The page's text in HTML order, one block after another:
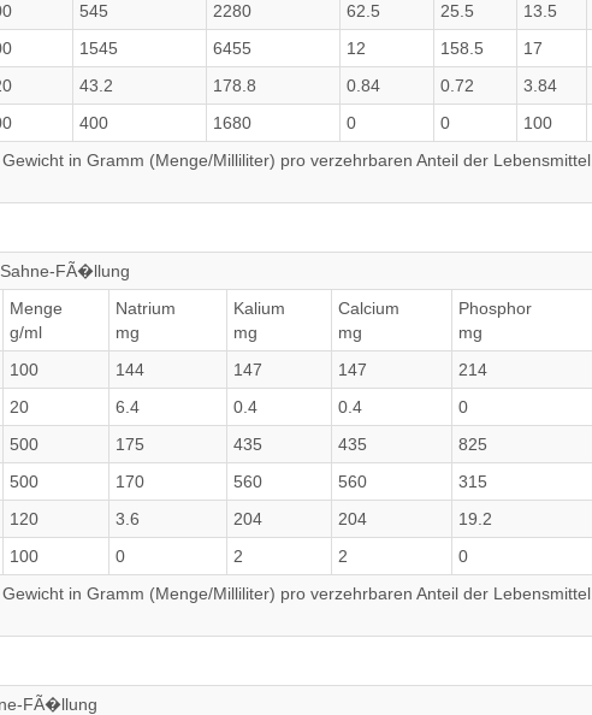
545 2280 62.5 25.5 13.5
1545 6455 12 158.5 17
43.2 178.8 0.84 0.72 3.84
400 1680 0 0 100
in Gramm (Menge/Milliliter) pro verzehrbaren Anteil der Lebensmittel.
FÃ�llung
Menge
g/ml
Natrium
mg
Kalium
mg
Calcium
mg
Phosphor
mg
100 144 147 147 214
20 6.4 0.4 0.4 0
500 175 435 435 825
500 170 560 560 315
120 3.6 204 204 19.2
100 0 2 2 0
in Gramm (Menge/Milliliter) pro verzehrbaren Anteil der Lebensmittel.
FÃ�llung